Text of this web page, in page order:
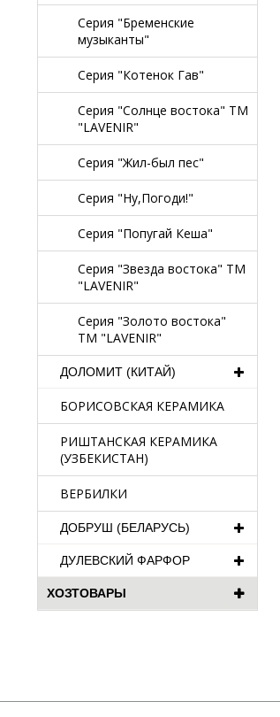
Серия "Бременские
музыканты"
Серия "Котенок Гав"
Серия "Солнце востока" TM
"LAVENIR"
Серия "Жил-был пес"
Серия "Ну,Погоди!"
Серия "Попугай Кеша"
Серия "Звезда востока" TM
"LAVENIR"
Серия "Золото востока"
TM "LAVENIR"
ДОЛОМИТ (КИТАЙ)
БОРИСОВСКАЯ КЕРАМИКА
РИШТАНСКАЯ КЕРАМИКА
(УЗБЕКИСТАН)
ВЕРБИЛКИ
ДОБРУШ (БЕЛАРУСЬ)
ДУЛЕВСКИЙ ФАРФОР
ХОЗТОВАРЫ